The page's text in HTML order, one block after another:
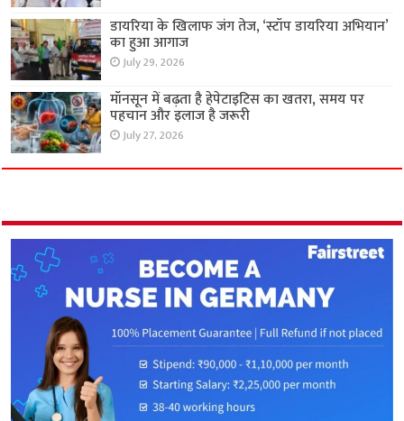
डायरिया के खिलाफ जंग तेज, ‘स्टॉप डायरिया अभियान’
का हुआ आगाज
July 29, 2026
मॉनसून में बढ़ता है हेपेटाइटिस का खतरा, समय पर
पहचान और इलाज है जरूरी
July 27, 2026